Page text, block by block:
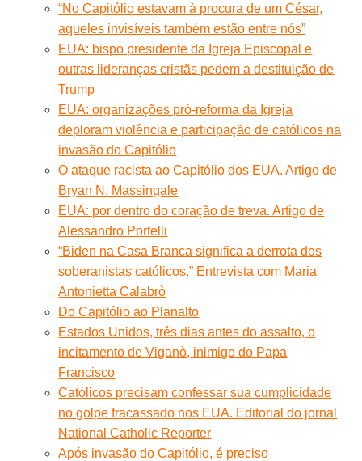
“No Capitólio estavam à procura de um César,
aqueles invisíveis também estão entre nós”
EUA: bispo presidente da Igreja Episcopal e
outras lideranças cristãs pedem a destituição de
Trump
EUA: organizações pró-reforma da Igreja
deploram violência e participação de católicos na
invasão do Capitólio
O ataque racista ao Capitólio dos EUA. Artigo de
Bryan N. Massingale
EUA: por dentro do coração de treva. Artigo de
Alessandro Portelli
“Biden na Casa Branca significa a derrota dos
soberanistas católicos.” Entrevista com Maria
Antonietta Calabrò
Do Capitólio ao Planalto
Estados Unidos, três dias antes do assalto, o
incitamento de Viganò, inimigo do Papa
Francisco
Católicos precisam confessar sua cumplicidade
no golpe fracassado nos EUA. Editorial do jornal
National Catholic Reporter
Após invasão do Capitólio, é preciso